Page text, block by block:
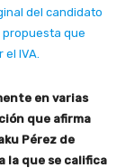
del candidato
propuesta que
IVA.
en varias
que afirma
Pérez de
la que se califica